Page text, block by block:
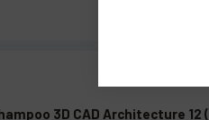
3D CAD Architecture